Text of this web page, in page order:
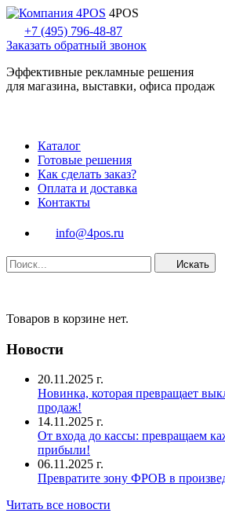
4POS
+7 (495) 796-48-87
Заказать обратный звонок
Эффективные рекламные решения
для магазина, выставки, офиса продаж
Каталог
Готовые решения
Как сделать заказ?
Оплата и доставка
Контакты
info@4pos.ru
Искать
Товаров в корзине нет.
Новости
20.11.2025 г.
Новинка, которая превращает
продаж!
14.11.2025 г.
От входа до кассы: превращаем
прибыли!
06.11.2025 г.
Превратите зону ФРОВ в
Читать все новости